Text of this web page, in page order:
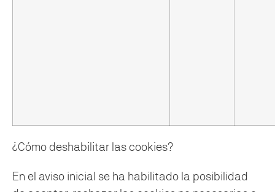
¿Cómo deshabilitar las cookies?
En el aviso inicial se ha habilitado la posibilidad